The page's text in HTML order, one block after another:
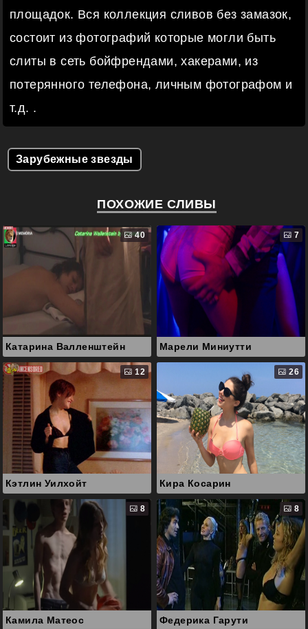
площадок. Вся коллекция сливов без замазок,
состоит из фотографий которые могли быть
слиты в сеть бойфрендами, хакерами, из
потерянного телефона, личным фотографом и
т.д. .
Зарубежные звезды
ПОХОЖИЕ СЛИВЫ
40
Катарина Валленштейн
7
Марели Миниутти
12
Кэтлин Уилхойт
26
Кира Косарин
8
Камила Матеос
8
Федерика Гарути